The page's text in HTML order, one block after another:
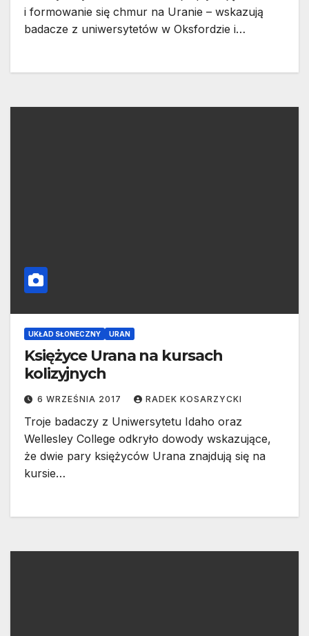
i formowanie się chmur na Uranie – wskazują
badacze z uniwersytetów w Oksfordzie i…
UKŁAD SŁONECZNY URAN
Księżyce Urana na kursach
kolizyjnych
6 WRZEŚNIA 2017 RADEK KOSARZYCKI
Troje badaczy z Uniwersytetu Idaho oraz
Wellesley College odkryło dowody wskazujące,
że dwie pary księżyców Urana znajdują się na
kursie…